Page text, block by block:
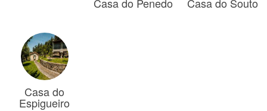
Casa do
Espigueiro